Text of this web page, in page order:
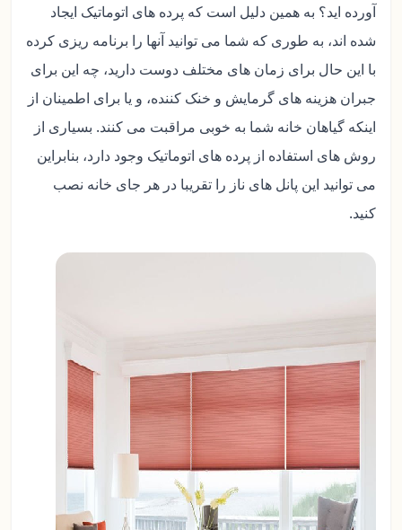
آورده اید؟ به همین دلیل است که پرده های اتوماتیک ایجاد
شده اند، به طوری که شما می توانید آنها را برنامه ریزی کرده
با این حال برای زمان های مختلف دوست دارید، چه این برای
جبران هزینه های گرمایش و خنک کننده، و یا برای اطمینان از
اینکه گیاهان خانه شما به خوبی مراقبت می کنند. بسیاری از
روش های استفاده از پرده های اتوماتیک وجود دارد، بنابراین
می توانید این پانل های ناز را تقریبا در هر جای خانه نصب
کنید.